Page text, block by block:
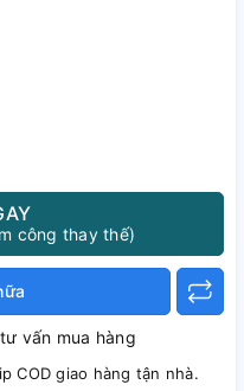
công thay thế)
vấn mua hàng
COD giao hàng tận nhà.